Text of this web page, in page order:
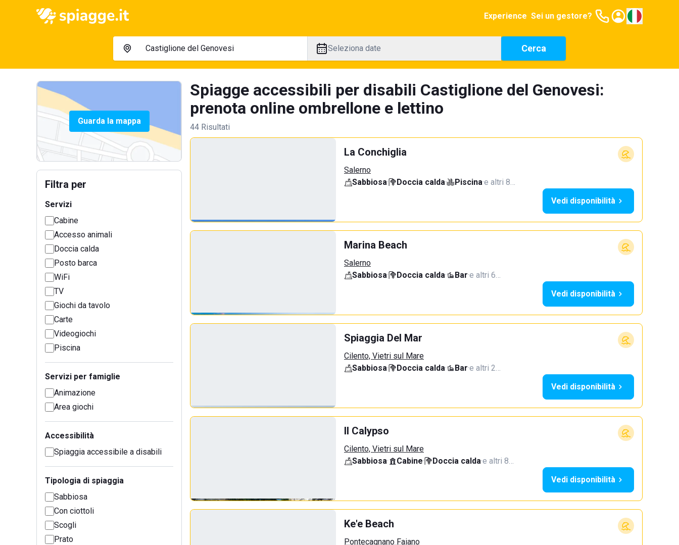
Experience Sei un gestore?
Seleziona date Cerca
Guarda la mappa
Filtra per
Servizi
Cabine
Accesso animali
Doccia calda
Posto barca
WiFi
TV
Giochi da tavolo
Carte
Videogiochi
Piscina
Servizi per famiglie
Animazione
Area giochi
Accessibilità
Spiaggia accessibile a disabili
Tipologia di spiaggia
Sabbiosa
Con ciottoli
Scogli
Prato
Spiagge accessibili per disabili Castiglione del Genovesi:
prenota online ombrellone e lettino
44 Risultati
La Conchiglia
Salerno
Sabbiosa· Doccia calda· Piscina·e altri 8…
Vedi disponibilità
Marina Beach
Salerno
Sabbiosa· Doccia calda· Bar·e altri 6…
Vedi disponibilità
Spiaggia Del Mar
Cilento, Vietri sul Mare
Sabbiosa· Doccia calda· Bar·e altri 2…
Vedi disponibilità
Il Calypso
Cilento, Vietri sul Mare
Sabbiosa· Cabine· Doccia calda·e altri 8…
Vedi disponibilità
Ke'e Beach
Pontecagnano Faiano